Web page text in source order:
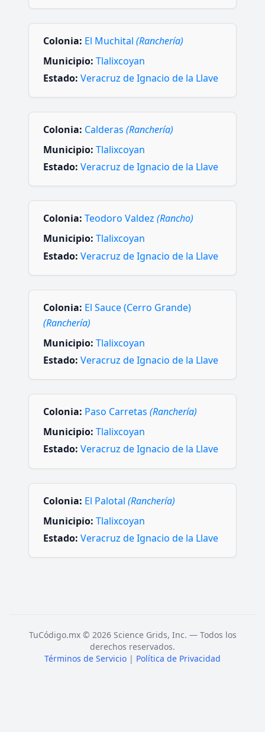
Colonia: El Muchital (Ranchería)
Municipio: Tlalixcoyan
Estado: Veracruz de Ignacio de la Llave
Colonia: Calderas (Ranchería)
Municipio: Tlalixcoyan
Estado: Veracruz de Ignacio de la Llave
Colonia: Teodoro Valdez (Rancho)
Municipio: Tlalixcoyan
Estado: Veracruz de Ignacio de la Llave
Colonia: El Sauce (Cerro Grande)
(Ranchería)
Municipio: Tlalixcoyan
Estado: Veracruz de Ignacio de la Llave
Colonia: Paso Carretas (Ranchería)
Municipio: Tlalixcoyan
Estado: Veracruz de Ignacio de la Llave
Colonia: El Palotal (Ranchería)
Municipio: Tlalixcoyan
Estado: Veracruz de Ignacio de la Llave
TuCódigo.mx © 2026 Science Grids, Inc. — Todos los
derechos reservados.
Términos de Servicio | Política de Privacidad